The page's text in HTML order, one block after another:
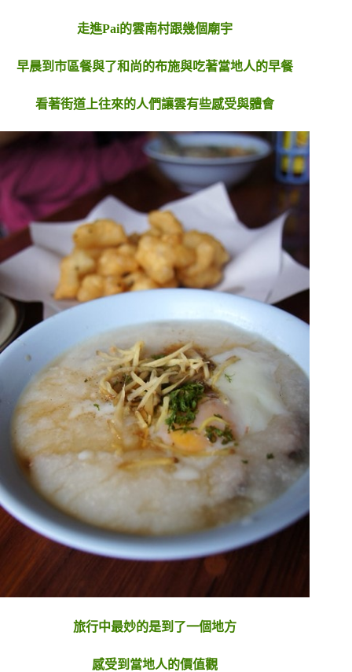
走進Pai的雲南村跟幾個廟宇
早晨到市區餐與了和尚的布施與吃著當地人的早餐
看著街道上往來的人們讓雲有些感受與體會
旅行中最妙的是到了一個地方
感受到當地人的價值觀